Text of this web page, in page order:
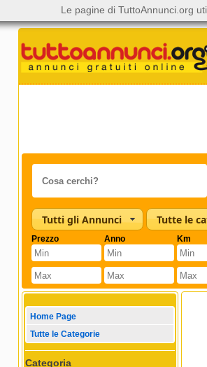
Tutti gli Annunci
Prezzo Anno Km
Home Page
Tutte le Categorie
Categoria
Le pagine di TuttoAnnunci.org